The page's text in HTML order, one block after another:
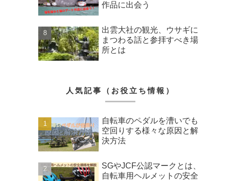
作品に出会う
出雲大社の観光、ウサギに
まつわる話と参拝すべき場
所とは
人気記事（お役立ち情報）
自転車のペダルを漕いでも
空回りする様々な原因と解
決方法
SGやJCF公認マークとは、
自転車用ヘルメットの安全